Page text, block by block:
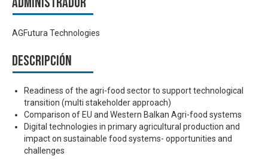
AGFutura Technologies
Descripción
Readiness of the agri-food sector to support technological
transition (multi stakeholder approach)
Comparison of EU and Western Balkan Agri-food systems
Digital technologies in primary agricultural production and
impact on sustainable food systems- opportunities and
challenges